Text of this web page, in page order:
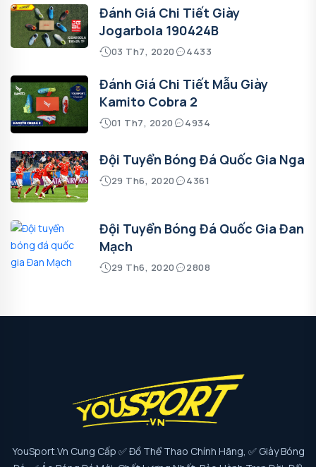
Đánh Giá Chi Tiết Giày
Jogarbola 190424B
03 Th7, 2020 4433
Đánh Giá Chi Tiết Mẫu Giày
Kamito Cobra 2
01 Th7, 2020 4934
Đội Tuyển Bóng Đá Quốc Gia Nga
29 Th6, 2020 4361
Đội Tuyển Bóng Đá Quốc Gia Đan
Mạch
29 Th6, 2020 2808
YouSport.vn Cung Cấp ✅ Đồ Thể Thao Chính Hãng, ✅ Giày Bóng